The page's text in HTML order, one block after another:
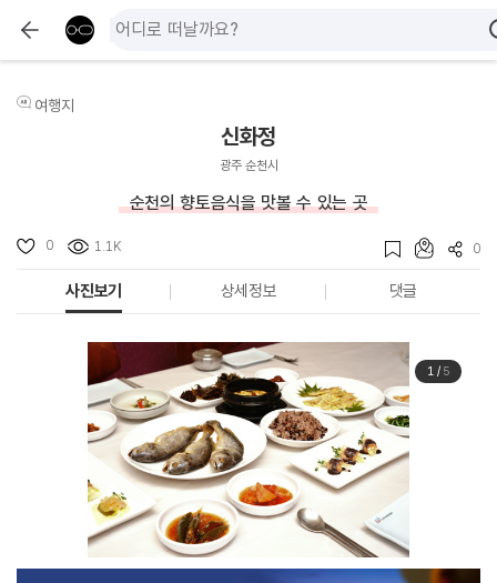
여행지
신화정
광주 순천시
순천의 향토음식을 맛볼 수 있는 곳
0 1.1K 0
사진보기 상세정보 댓글
1/ 5